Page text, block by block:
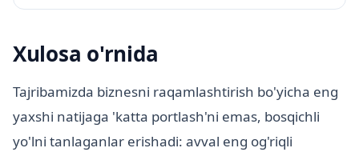
Xulosa o'rnida
Tajribamizda biznesni raqamlashtirish bo'yicha eng
yaxshi natijaga 'katta portlash'ni emas, bosqichli
yo'lni tanlaganlar erishadi: avval eng og'riqli